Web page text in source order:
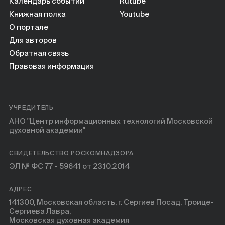
Книжная полка
О портале
Для авторов
Обратная связь
Правовая информация
Youtube
УЧРЕДИТЕЛЬ
АНО "Центр информационных технологий Московской
духовной академии"
СВИДЕТЕЛЬСТВО РОСКОМНАДЗОРА
ЭЛ № ФС 77 - 59641 от 23.10.2014
АДРЕС
141300, Московская область, г. Сергиев Посад, Троице-
Сергиева Лавра,
Московская духовная академия